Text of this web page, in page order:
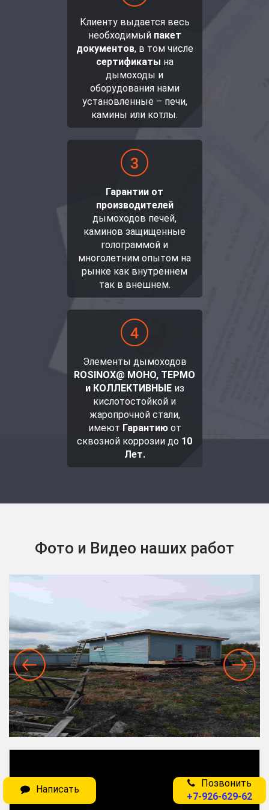
Клиенту выдается весь
необходимый пакет
документов, в том числе
сертификаты на
дымоходы и
оборудования нами
установленные – печи,
камины или котлы.
Гарантии от
производителей
дымоходов печей,
каминов защищенные
голограммой и
многолетним опытом на
рынке как внутреннем
так в внешнем.
Элементы дымоходов
ROSINOX@ МОНО, ТЕРМО
и КОЛЛЕКТИВНЫЕиз
кислотостойкой и
жаропрочной стали,
имеют Гарантиюот
сквозной коррозии до 10
Лет.
Фото и Видео наших работ
Позвонить
+7-926-629-62
Написать